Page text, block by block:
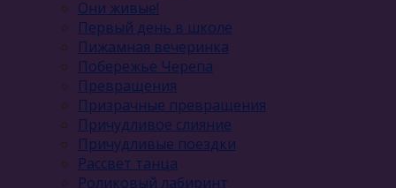
Они живые!
Первый день в школе
Пижамная вечеринка
Побережье Черепа
Превращения
Призрачные превращения
Причудливое слияние
Причудливые поездки
Рассвет танца
Роликовый лабиринт